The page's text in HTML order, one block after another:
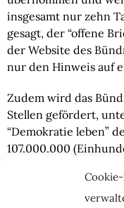
insgesamt nur zehn
gesagt, der “offene
der Website des
nur den Hinweis auf
Zudem wird das
Stellen gefördert,
“Demokratie leben”
107.000.000
Weiteres Geld
Bremerhaven. Wie